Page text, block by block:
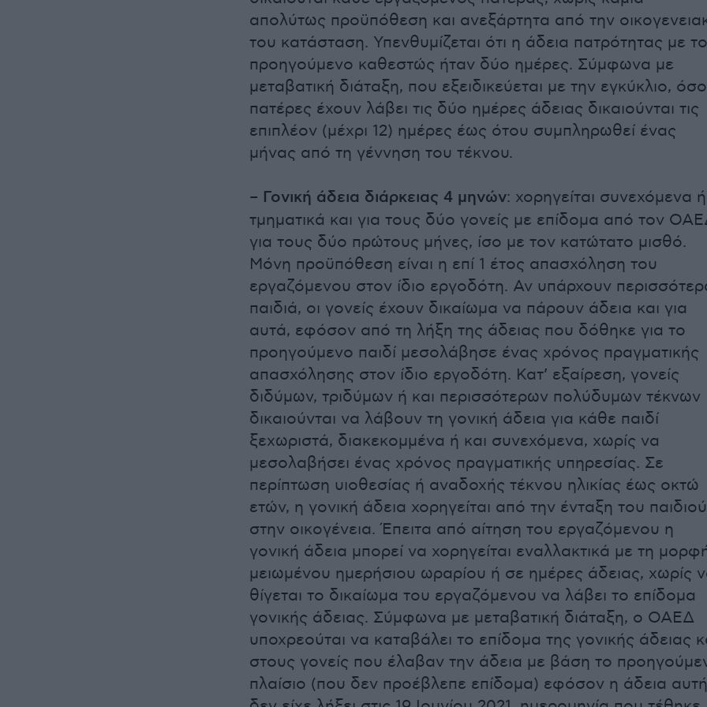
απολύτως προϋπόθεση και ανεξάρτητα από την
του κατάσταση. Υπενθυμίζεται ότι η άδεια πατρότητας με το
προηγούμενο καθεστώς ήταν δύο ημέρες. Σύμφωνα με
μεταβατική διάταξη, που εξειδικεύεται με την εγκύκλιο,
πατέρες έχουν λάβει τις δύο ημέρες άδειας δικαιούνται τις
επιπλέον (μέχρι 12) ημέρες έως ότου συμπληρωθεί ένας
μήνας από τη γέννηση του τέκνου.
– Γονική άδεια διάρκειας 4 μηνών: χορηγείται συνεχόμενα ή
τμηματικά και για τους δύο γονείς με επίδομα από τον
για τους δύο πρώτους μήνες, ίσο με τον κατώτατο μισθό.
Μόνη προϋπόθεση είναι η επί 1 έτος απασχόληση του
εργαζόμενου στον ίδιο εργοδότη. Αν υπάρχουν
παιδιά, οι γονείς έχουν δικαίωμα να πάρουν άδεια και για
αυτά, εφόσον από τη λήξη της άδειας που δόθηκε για το
προηγούμενο παιδί μεσολάβησε ένας χρόνος πραγματικής
απασχόλησης στον ίδιο εργοδότη. Κατ’ εξαίρεση, γονείς
διδύμων, τριδύμων ή και περισσότερων πολύδυμων τέκνων
δικαιούνται να λάβουν τη γονική άδεια για κάθε παιδί
ξεχωριστά, διακεκομμένα ή και συνεχόμενα, χωρίς να
μεσολαβήσει ένας χρόνος πραγματικής υπηρεσίας. Σε
περίπτωση υιοθεσίας ή αναδοχής τέκνου ηλικίας έως οκτώ
ετών, η γονική άδεια χορηγείται από την ένταξη του παιδιού
στην οικογένεια. Έπειτα από αίτηση του εργαζόμενου η
γονική άδεια μπορεί να χορηγείται εναλλακτικά με τη
μειωμένου ημερήσιου ωραρίου ή σε ημέρες άδειας, χωρίς
θίγεται το δικαίωμα του εργαζόμενου να λάβει το επίδομα
γονικής άδειας. Σύμφωνα με μεταβατική διάταξη, ο ΟΑΕΔ
υποχρεούται να καταβάλει το επίδομα της γονικής άδειας
στους γονείς που έλαβαν την άδεια με βάση το
πλαίσιο (που δεν προέβλεπε επίδομα) εφόσον η άδεια αυτή